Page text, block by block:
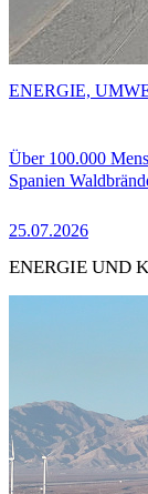
Über 100.000
Spanien
25.07.2026
ENERGIE,
ENERGIE UND